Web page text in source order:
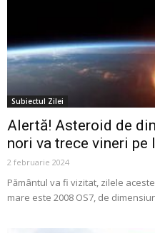
Subiectul Zilei
Alertă! Asteroid de
nori va trece vineri pe
2 februarie 2024
Pământul va fi vizitat, zilele
mare este 2008 OS7, de